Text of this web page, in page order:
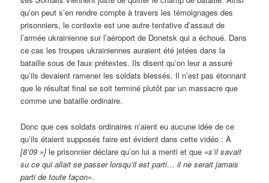
qu’on peut s’en rendre compte à travers les témoignages des
prisonniers, le contexte est une autre tentative d’assaut de
l’armée ukrainienne sur l’aéroport de Donetsk qui a échoué. Dans
ce cas les troupes ukrainiennes auraient été jetées dans la
bataille sous de faux prétextes. Ils disent qu’on leur a assuré
qu’ils devaient ramener les soldats blessés. Il n’est pas étonnant
que le résultat final se soit terminé plutôt par un massacre que
comme une bataille ordinaire.
Donc que ces soldats ordinaires n’aient eu aucune idée de ce
qu’ils étaient supposés faire est évident dans cette vidéo : À
[8’09 »] le prisonnier déclare qu’on lui a menti et que «s’il savait
su ce qui allait se passer lorsqu’il est parti… il ne serait jamais
parti de toute façon».